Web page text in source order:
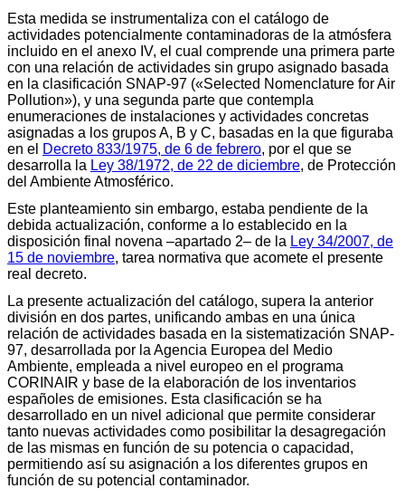
Esta medida se instrumentaliza con el catálogo de
actividades potencialmente contaminadoras de la atmósfera
incluido en el anexo IV, el cual comprende una primera parte
con una relación de actividades sin grupo asignado basada
en la clasificación SNAP-97 («Selected Nomenclature for Air
Pollution»), y una segunda parte que contempla
enumeraciones de instalaciones y actividades concretas
asignadas a los grupos A, B y C, basadas en la que figuraba
en el Decreto 833/1975, de 6 de febrero, por el que se
desarrolla la Ley 38/1972, de 22 de diciembre, de Protección
del Ambiente Atmosférico.
Este planteamiento sin embargo, estaba pendiente de la
debida actualización, conforme a lo establecido en la
disposición final novena –apartado 2– de la Ley 34/2007, de
15 de noviembre, tarea normativa que acomete el presente
real decreto.
La presente actualización del catálogo, supera la anterior
división en dos partes, unificando ambas en una única
relación de actividades basada en la sistematización SNAP-
97, desarrollada por la Agencia Europea del Medio
Ambiente, empleada a nivel europeo en el programa
CORINAIR y base de la elaboración de los inventarios
españoles de emisiones. Esta clasificación se ha
desarrollado en un nivel adicional que permite considerar
tanto nuevas actividades como posibilitar la desagregación
de las mismas en función de su potencia o capacidad,
permitiendo así su asignación a los diferentes grupos en
función de su potencial contaminador.